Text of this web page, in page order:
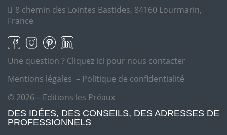
8 chemin des Lointes Bastides, 84160 Lourmarin,
France
Une question ? Cliquez ici pour nous contacter
Mentions légales – Politique de confidentialité
© 2026 – Editions les Préaux
DES IDÉES, DES CONSEILS, DES ADRESSES DE
PROFESSIONNELS